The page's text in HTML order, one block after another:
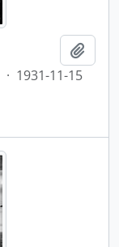
· 1931-11-15